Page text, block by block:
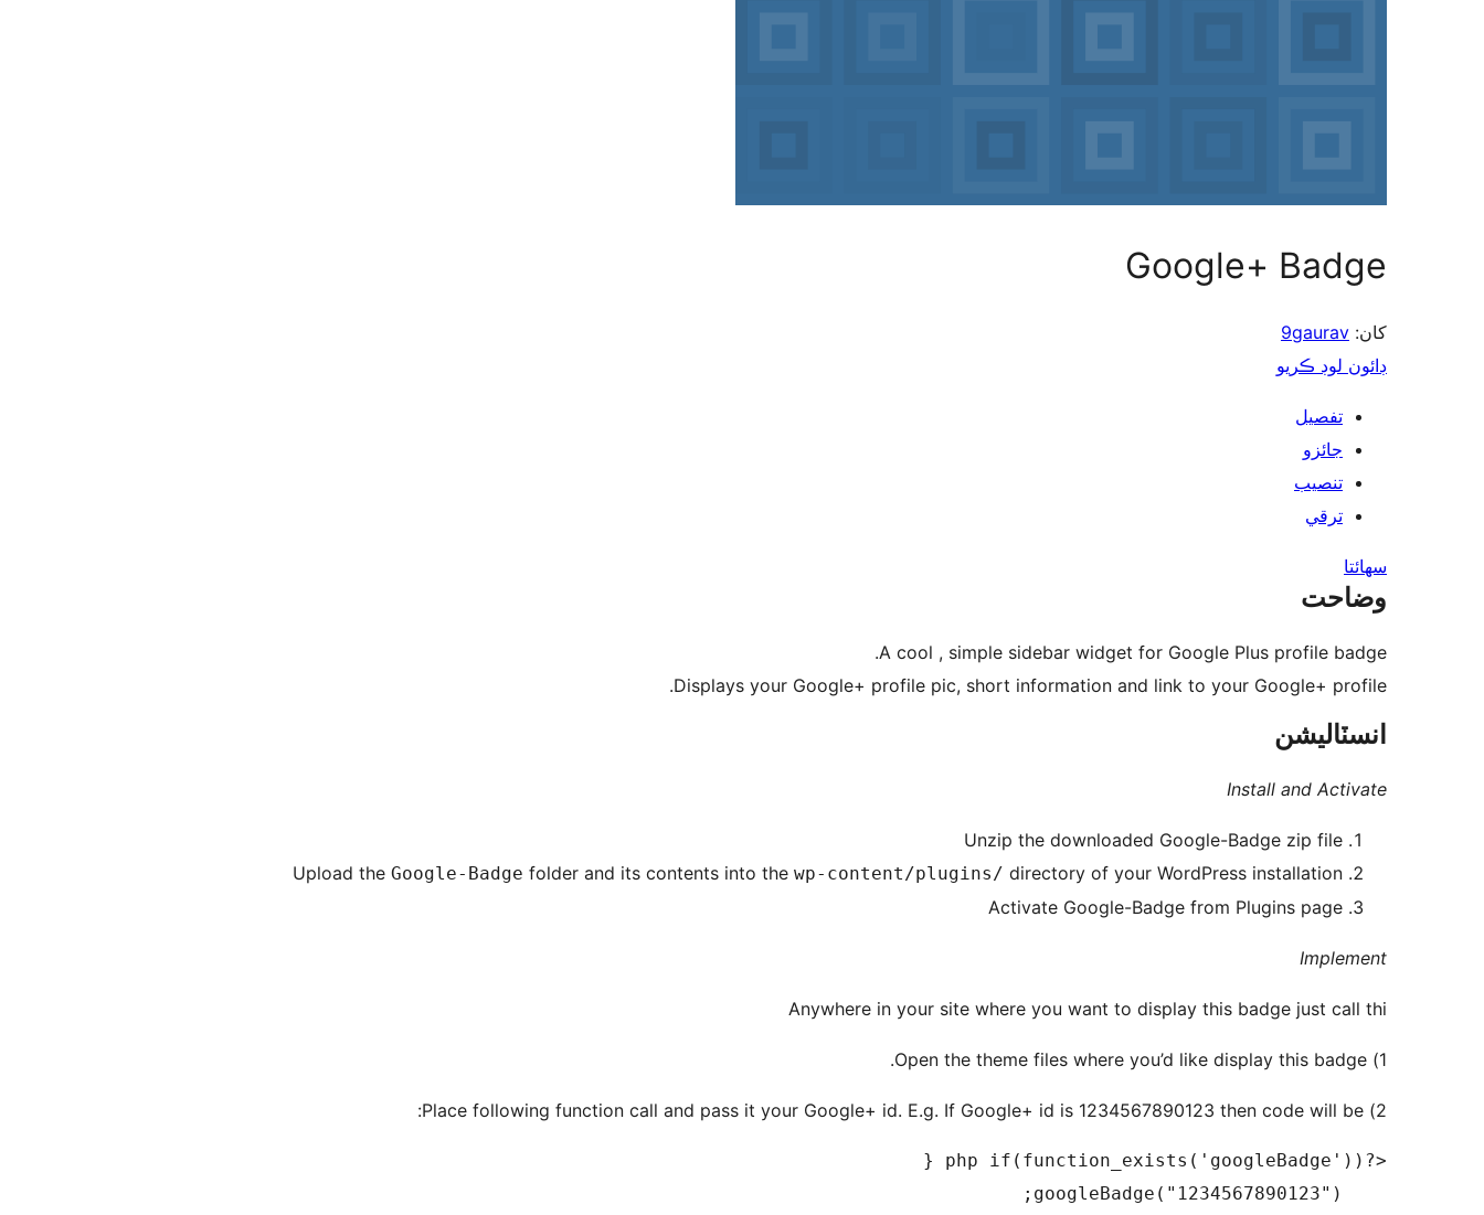
Google+ Badge
کان: 9gaurav
ڊائون لوڊ ڪريو
تفصيل
جائزو
تنصيب
ترقي
سھائتا
وضاحت
A cool , simple sidebar widget for Google Plus profile badge.
Displays your Google+ profile pic, short information and link to your Google+ profile.
انسٽاليشن
Install and Activate
Unzip the downloaded Google-Badge zip file
Upload the Google-Badge folder and its contents into the wp-content/plugins/ directory of your WordPress installation
Activate Google-Badge from Plugins page
Implement
Anywhere in your site where you want to display this badge just call thi
1) Open the theme files where you’d like display this badge.
2) Place following function call and pass it your Google+ id. E.g. If Google+ id is 1234567890123 then code will be: